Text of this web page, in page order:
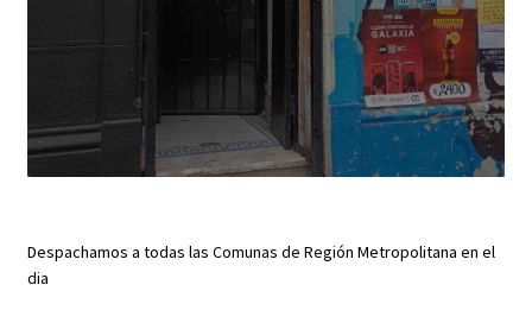
Despachamos a todas las Comunas de Región Metropolitana en el
dia